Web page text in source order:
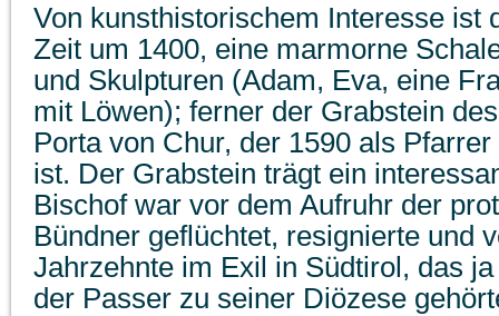
Von kunsthistorischem Interesse ist
Zeit um 1400, eine marmorne
und Skulpturen (Adam, Eva, eine
mit Löwen); ferner der Grabstein
Porta von Chur, der 1590 als
ist. Der Grabstein trägt ein
Bischof war vor dem Aufruhr der
Bündner geflüchtet, resignierte und
Jahrzehnte im Exil in Südtirol, das
der Passer zu seiner Diözese